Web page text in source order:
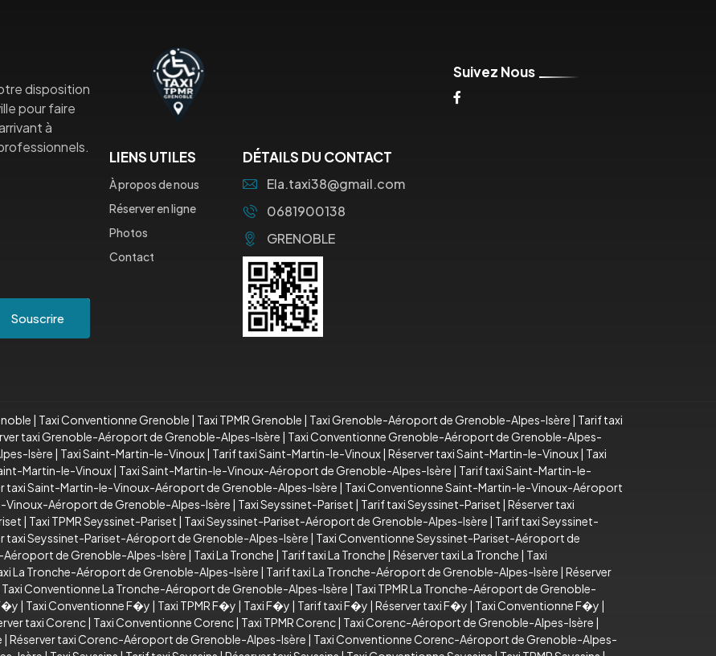
disposition
pour faire
à
Souscrire
Suivez Nous
LIENS UTILES
À propos de nous
Réserver en ligne
Photos
Contact
DÉTAILS DU CONTACT
Ela.taxi38@gmail.com
0681900138
GRENOBLE
Taxi Conventionne Grenoble Taxi TPMR Grenoble Taxi Grenoble-Aéroport de Grenoble-Alpes-Isère
Tarif taxi
taxi Grenoble-Aéroport de Grenoble-Alpes-Isère
Taxi Conventionne Grenoble-Aéroport de Grenoble-Alpes-
Isère Taxi Saint-Martin-le-Vinoux Tarif taxi Saint-Martin-le-Vinoux Réserver taxi Saint-Martin-le-Vinoux Taxi
Martin-le-Vinoux Taxi Saint-Martin-le-Vinoux-Aéroport de Grenoble-Alpes-Isère
Tarif taxi Saint-Martin-le-
taxi Saint-Martin-le-Vinoux-Aéroport de Grenoble-Alpes-Isère
Taxi Conventionne Saint-Martin-le-Vinoux-Aéroport
Vinoux-Aéroport de Grenoble-Alpes-Isère Taxi Seyssinet-Pariset Tarif taxi Seyssinet-Pariset Réserver taxi
Taxi TPMR Seyssinet-Pariset Taxi Seyssinet-Pariset-Aéroport de Grenoble-Alpes-Isère
Tarif taxi Seyssinet-
taxi Seyssinet-Pariset-Aéroport de Grenoble-Alpes-Isère
Taxi Conventionne Seyssinet-Pariset-Aéroport de
Aéroport de Grenoble-Alpes-Isère Taxi La Tronche Tarif taxi La Tronche Réserver taxi La Tronche
Taxi
La Tronche-Aéroport de Grenoble-Alpes-Isère Tarif taxi La Tronche-Aéroport de Grenoble-Alpes-Isère Réserver
Taxi Conventionne La Tronche-Aéroport de Grenoble-Alpes-Isère
Taxi TPMR La Tronche-Aéroport de Grenoble-
Taxi Conventionne F�y Taxi TPMR F�y Taxi F�y Tarif taxi F�y Réserver taxi F�y Taxi Conventionne F�y
taxi Corenc Taxi Conventionne Corenc Taxi TPMR Corenc Taxi Corenc-Aéroport de Grenoble-Alpes-Isère
Réserver taxi Corenc-Aéroport de Grenoble-Alpes-Isère
Taxi Conventionne Corenc-Aéroport de Grenoble-Alpes-